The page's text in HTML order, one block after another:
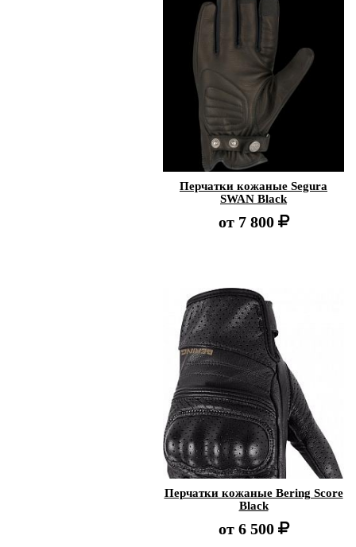
Перчатки кожаные Segura
SWAN Black
от 7 800
Перчатки кожаные Bering Score
Black
от 6 500